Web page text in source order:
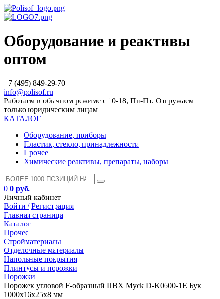
Оборудование и реактивы
оптом
+7 (495) 849-29-70
info@polisof.ru
Работаем в обычном режиме с 10-18, Пн-Пт. Отгружаем
только юридическим лицам
КАТАЛОГ
Оборудование, приборы
Пластик, стекло, принадлежности
Прочее
Химические реактивы, препараты, наборы
0 0 руб.
Личный кабинет
Войти / Регистрация
Главная страница
Каталог
Прочее
Стройматериалы
Отделочные материалы
Напольные покрытия
Плинтусы и порожки
Порожки
Порожек угловой F-образный ПВХ Myck D-K0600-1Е Бук
1000х16х25х8 мм